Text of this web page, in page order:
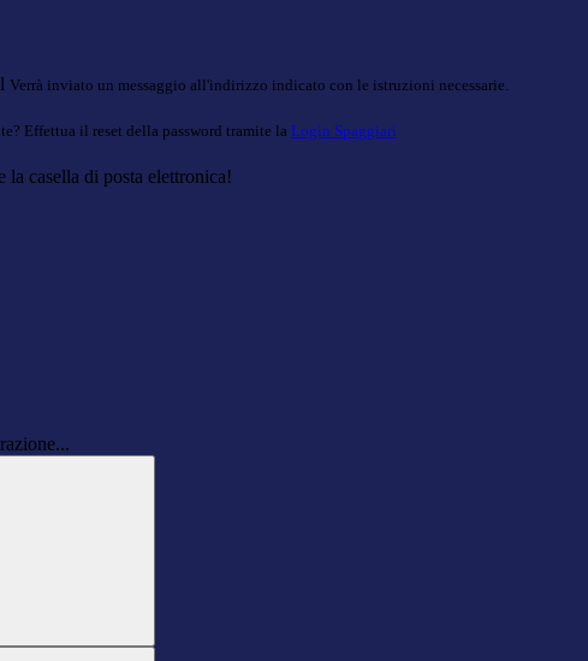
Verrà inviato un messaggio all'indirizzo indicato con le istruzioni necessarie.
Effettua il reset della password tramite la Login Spaggiari
casella di posta elettronica!